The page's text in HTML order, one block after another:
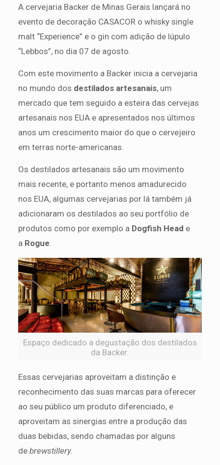
A cervejaria Backer de Minas Gerais lançará no
evento de decoração CASACOR o whisky single
malt “Experience” e o gin com adição de lúpulo
“Lebbos”, no dia 07 de agosto.
Com este movimento a Backer inicia a cervejaria
no mundo dos destilados artesanais, um
mercado que tem seguido a esteira das cervejas
artesanais nos EUA e apresentados nos últimos
anos um crescimento maior do que o cervejeiro
em terras norte-americanas.
Os destilados artesanais são um movimento
mais recente, e portanto menos amadurecido
nos EUA, algumas cervejarias por lá também já
adicionaram os destilados ao seu portfólio de
produtos como por exemplo a Dogfish Head e
a Rogue
Espaço dedicado a degustação dos destilados
da Backer.
Essas cervejarias aproveitam a distinção e
reconhecimento das suas marcas para oferecer
ao seu público um produto diferenciado, e
aproveitam as sinergias entre a produção das
duas bebidas, sendo chamadas por alguns
de brewstillery.